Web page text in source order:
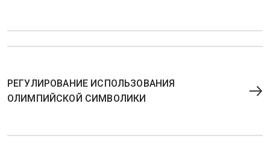
РЕГУЛИРОВАНИЕ ИСПОЛЬЗОВАНИЯ
ОЛИМПИЙСКОЙ СИМВОЛИКИ